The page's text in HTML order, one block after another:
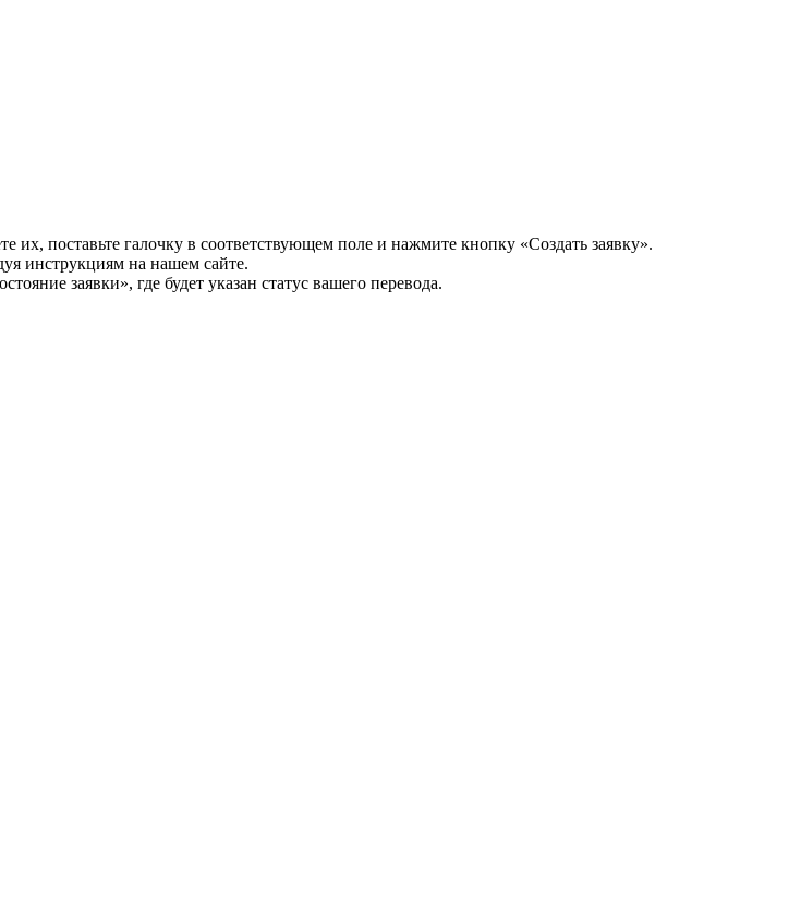
их, поставьте галочку в соответствующем поле и нажмите кнопку «Создать заявку».
инструкциям на нашем сайте.
заявки», где будет указан статус вашего перевода.